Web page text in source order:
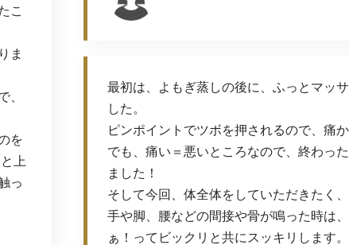
こ
ま
、
を
上
っ
最初は、よもぎ蒸しの後に、ふっとマッ
した。
ピンポイントでツボを押されるので、痛か
でも、痛い＝悪いところなので、終わっ
ました！
そして今回、体全体をしていただきたく、
手や脚、腰などの間接や骨が鳴った時は
ぁ！ってビックリと共にスッキリします。